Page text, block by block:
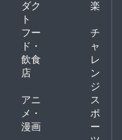
ダク
ト
楽
フー
ド・
飲食
店
チ
ャ
レ
ン
ジ
アニ
メ・
漫画
ス
ポ
ー